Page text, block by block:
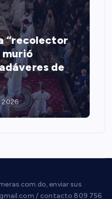
“recolector
murió
de
2026
enviar sus
/ contacto 809 756